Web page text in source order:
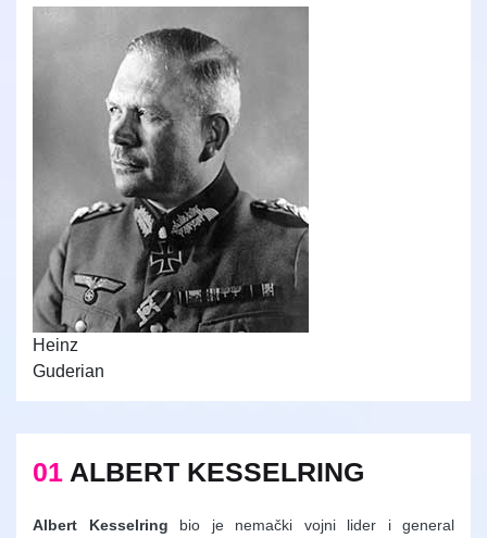
Heinz
Guderian
01 ALBERT KESSELRING
Albert Kesselring bio je nemački vojni lider i general